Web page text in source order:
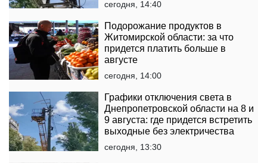
сегодня, 14:40
Подорожание продуктов в
Житомирской области: за что
придется платить больше в
августе
сегодня, 14:00
Графики отключения света в
Днепропетровской области на 8 и
9 августа: где придется встретить
выходные без электричества
сегодня, 13:30